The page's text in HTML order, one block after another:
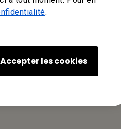
.
Accepter les cookies